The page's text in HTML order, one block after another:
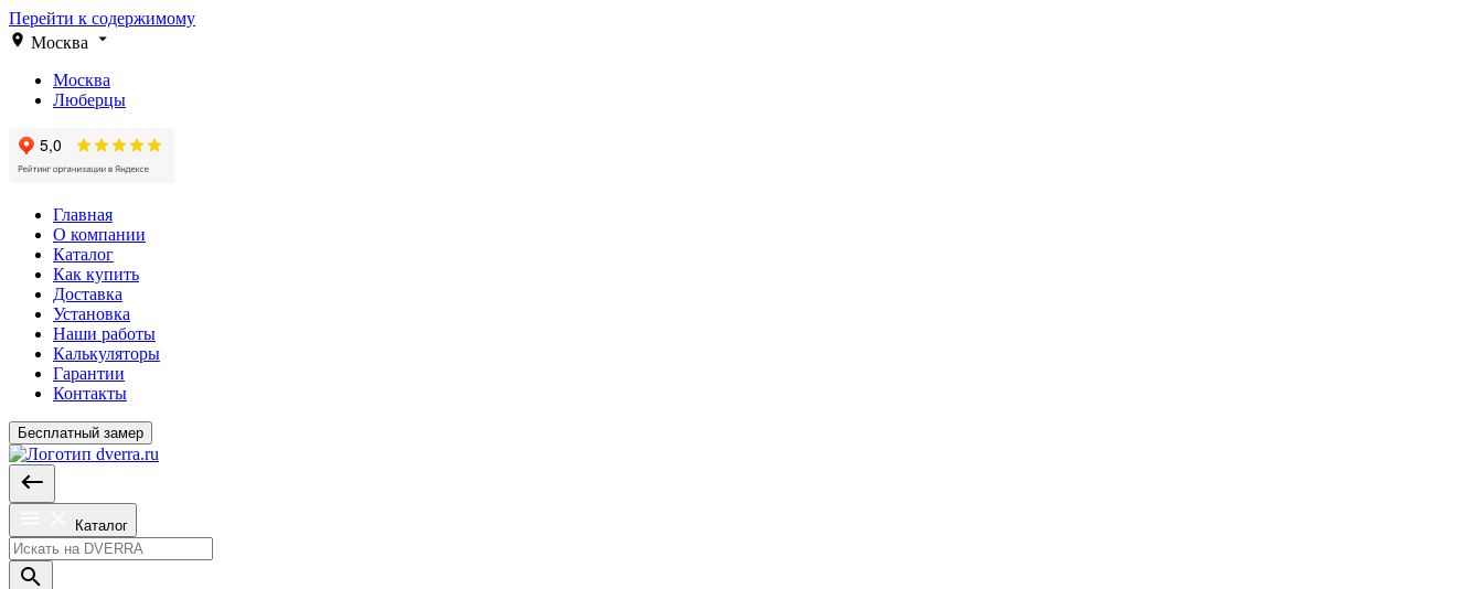
Перейти к содержимому
Москва
Москва
Люберцы
Главная
О компании
Каталог
Как купить
Доставка
Установка
Наши работы
Калькуляторы
Гарантии
Контакты
Бесплатный замер
Каталог